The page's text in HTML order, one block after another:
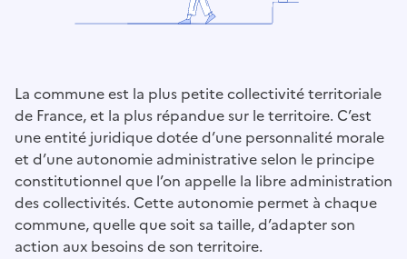
La commune est la plus petite collectivité territoriale
de France, et la plus répandue sur le territoire. C’est
une entité juridique dotée d’une personnalité morale
et d’une autonomie administrative selon le principe
constitutionnel que l’on appelle la libre administration
des collectivités. Cette autonomie permet à chaque
commune, quelle que soit sa taille, d’adapter son
action aux besoins de son territoire.